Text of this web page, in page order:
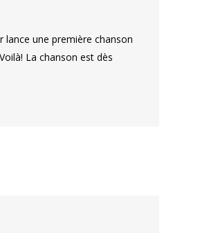
lance une première chanson
La chanson est dès